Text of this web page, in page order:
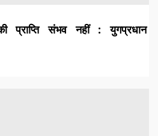
प्राप्ति संभव नहीं : युगप्रधान